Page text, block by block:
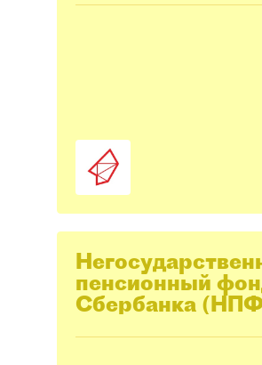
пенсионный
Сбербанка